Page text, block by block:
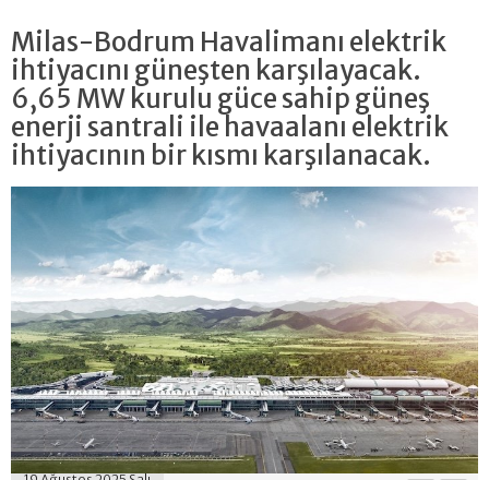
Milas-Bodrum Havalimanı elektrik
ihtiyacını güneşten karşılayacak.
6,65 MW kurulu güce sahip güneş
enerji santrali ile havaalanı elektrik
ihtiyacının bir kısmı karşılanacak.